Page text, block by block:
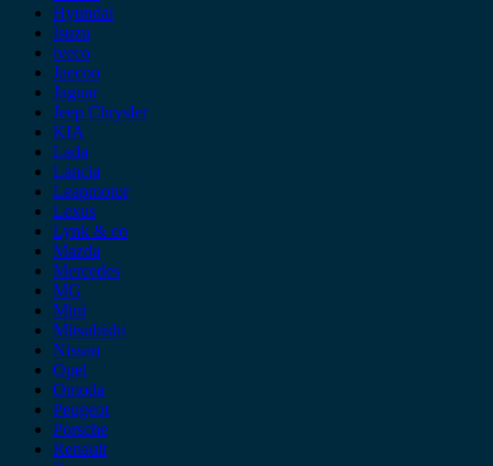
Hyundai
Isuzu
iveco
Jaecoo
Jaguar
Jeep Chrysler
KIA
Lada
Lancia
Leapmotor
Lexus
Lynk & co
Mazda
Mercedes
MG
Mini
Mitsubishi
Nissan
Opel
Omoda
Peugeot
Porsche
Renault